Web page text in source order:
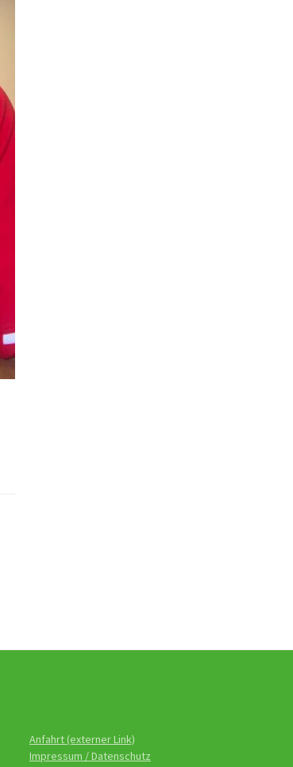
Anfahrt (externer Link)
Impressum / Datenschutz